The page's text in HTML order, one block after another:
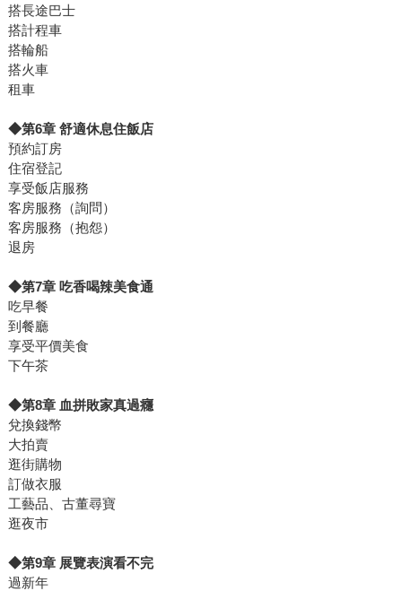
搭長途巴士
搭計程車
搭輪船
搭火車
租車
◆第6章 舒適休息住飯店
預約訂房
住宿登記
享受飯店服務
客房服務（詢問）
客房服務（抱怨）
退房
◆第7章 吃香喝辣美食通
吃早餐
到餐廳
享受平價美食
下午茶
◆第8章 血拼敗家真過癮
兌換錢幣
大拍賣
逛街購物
訂做衣服
工藝品、古董尋寶
逛夜市
◆第9章 展覽表演看不完
過新年